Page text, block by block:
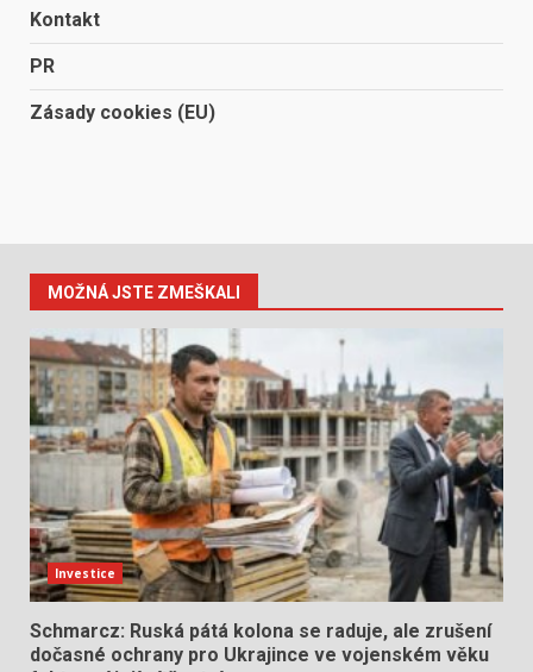
Kontakt
PR
Zásady cookies (EU)
MOŽNÁ JSTE ZMEŠKALI
Investice
Schmarcz: Ruská pátá kolona se raduje, ale zrušení
dočasné ochrany pro Ukrajince ve vojenském věku